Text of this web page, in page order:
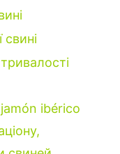
ibérico